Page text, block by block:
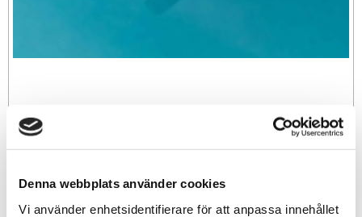
Denna webbplats använder cookies
Vi använder enhetsidentifierare för att anpassa innehållet
89sek